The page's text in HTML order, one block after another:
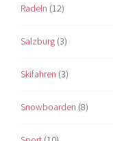
Radeln (12)
Salzburg (3)
Skifahren (3)
Snowboarden (8)